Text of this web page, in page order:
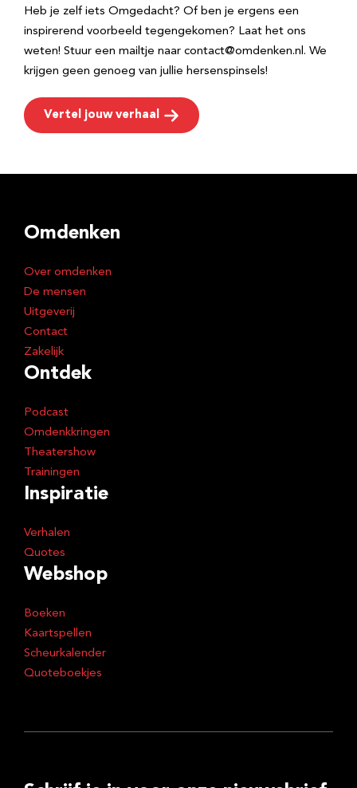
Heb je zelf iets Omgedacht? Of ben je ergens een
inspirerend voorbeeld tegengekomen? Laat het ons
weten! Stuur een mailtje naar contact@omdenken.nl. We
krijgen geen genoeg van jullie hersenspinsels!
Vertel jouw verhaal
Omdenken
Over omdenken
De mensen
Uitgeverij
Contact
Zakelijk
Ontdek
Podcast
Omdenkkringen
Theatershow
Trainingen
Inspiratie
Verhalen
Quotes
Webshop
Boeken
Kaartspellen
Scheurkalender
Quoteboekjes